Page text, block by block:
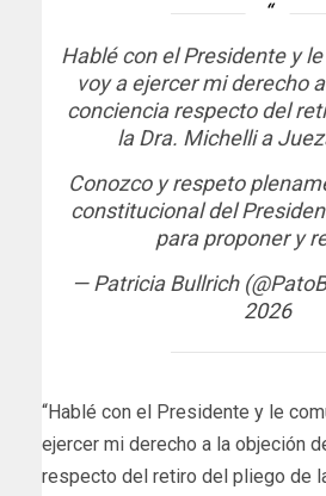
Hablé con el Presidente y
voy a ejercer mi derecho
conciencia respecto del
la Dra. Michelli a
Conozco y respeto
constitucional del
para proponer y
— Patricia Bullrich
2026
“Hablé con el Presidente y le
ejercer mi derecho a la objeción
respecto del retiro del pliego de